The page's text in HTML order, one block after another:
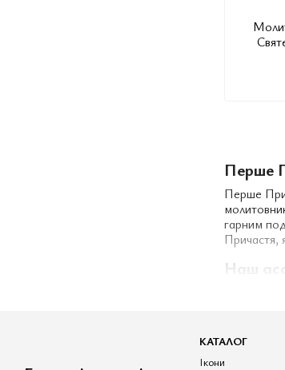
Перше
Перше
гарним
Причастя,
Наш
КАТАЛОГ
Ікони